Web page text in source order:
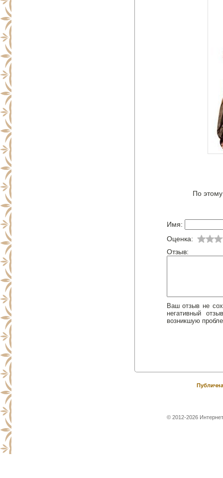
По
Имя:
Оценка:
Отзыв:
Ваш отзыв не
негативный
возникшую
© 2012-2026